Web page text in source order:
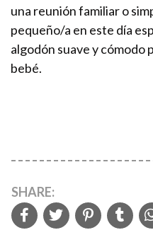
una reunión familiar o
pequeño/a en este día
algodón suave y cómodo
bebé.
SHARE: